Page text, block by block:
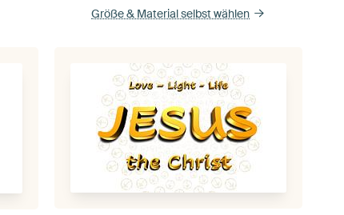
Größe & Material selbst wählen